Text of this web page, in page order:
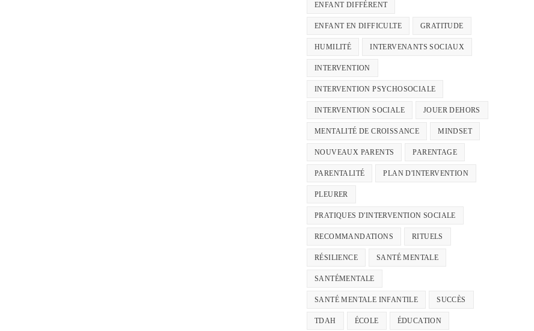
ENFANT DIFFÉRENT
ENFANT EN DIFFICULTE GRATITUDE
HUMILITÉ INTERVENANTS SOCIAUX
INTERVENTION
INTERVENTION PSYCHOSOCIALE
INTERVENTION SOCIALE JOUER DEHORS
MENTALITÉ DE CROISSANCE MINDSET
NOUVEAUX PARENTS PARENTAGE
PARENTALITÉ PLAN D'INTERVENTION
PLEURER
PRATIQUES D'INTERVENTION SOCIALE
RECOMMANDATIONS RITUELS
RÉSILIENCE SANTÉ MENTALE
SANTÉMENTALE
SANTÉ MENTALE INFANTILE SUCCÈS
TDAH ÉCOLE ÉDUCATION